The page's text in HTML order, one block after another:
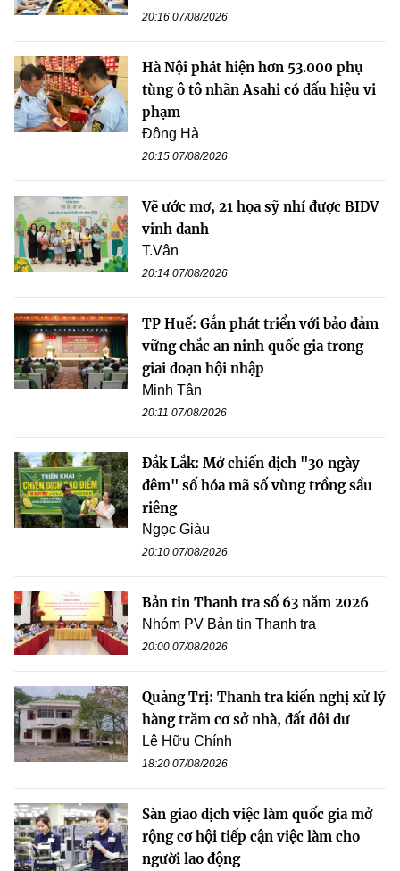
20:16 07/08/2026
Hà Nội phát hiện hơn 53.000 phụ
tùng ô tô nhãn Asahi có dấu hiệu vi
phạm
Đông Hà
20:15 07/08/2026
Vẽ ước mơ, 21 họa sỹ nhí được BIDV
vinh danh
T.Vân
20:14 07/08/2026
TP Huế: Gắn phát triển với bảo đảm
vững chắc an ninh quốc gia trong
giai đoạn hội nhập
Minh Tân
20:11 07/08/2026
Đắk Lắk: Mở chiến dịch "30 ngày
đêm" số hóa mã số vùng trồng sầu
riêng
Ngọc Giàu
20:10 07/08/2026
Bản tin Thanh tra số 63 năm 2026
Nhóm PV Bản tin Thanh tra
20:00 07/08/2026
Quảng Trị: Thanh tra kiến nghị xử lý
hàng trăm cơ sở nhà, đất dôi dư
Lê Hữu Chính
18:20 07/08/2026
Sàn giao dịch việc làm quốc gia mở
rộng cơ hội tiếp cận việc làm cho
người lao động